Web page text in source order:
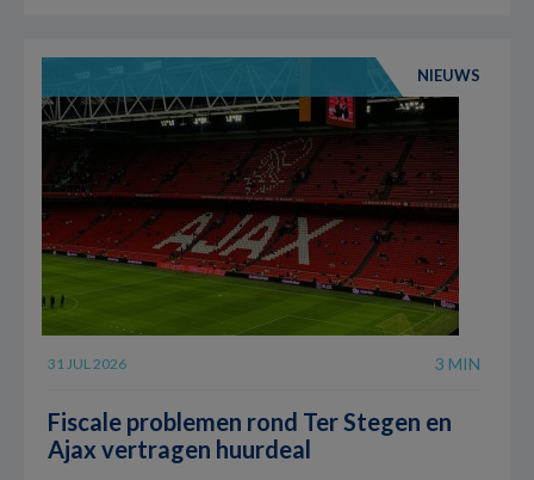
NIEUWS
31 JUL 2026 3 MIN
Fiscale problemen rond Ter Stegen en
Ajax vertragen huurdeal